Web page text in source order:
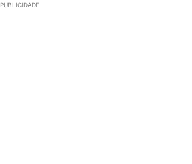
PUBLICIDADE